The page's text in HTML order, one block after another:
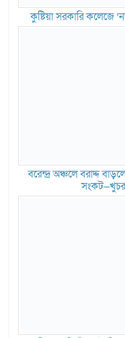
কুষ্টিয়া সরকারি কলেজে
বরেন্দ্র অঞ্চলে বরাদ্দ